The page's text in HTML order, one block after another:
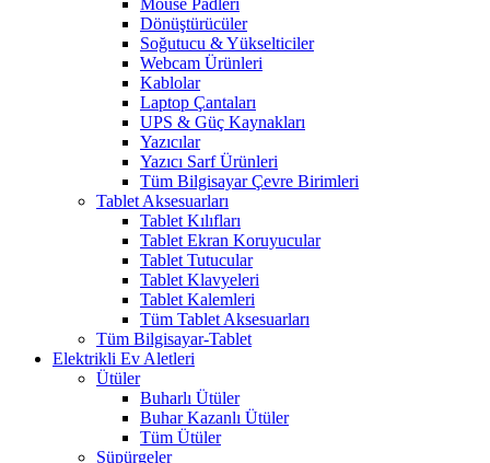
Mouse Padleri
Dönüştürücüler
Soğutucu & Yükselticiler
Webcam Ürünleri
Kablolar
Laptop Çantaları
UPS & Güç Kaynakları
Yazıcılar
Yazıcı Sarf Ürünleri
Tüm Bilgisayar Çevre Birimleri
Tablet Aksesuarları
Tablet Kılıfları
Tablet Ekran Koruyucular
Tablet Tutucular
Tablet Klavyeleri
Tablet Kalemleri
Tüm Tablet Aksesuarları
Tüm Bilgisayar-Tablet
Elektrikli Ev Aletleri
Ütüler
Buharlı Ütüler
Buhar Kazanlı Ütüler
Tüm Ütüler
Süpürgeler